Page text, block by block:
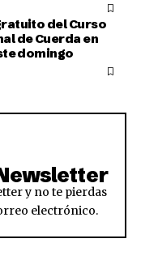
del Curso
de Cuerda en
domingo
y no te pierdas
electrónico.